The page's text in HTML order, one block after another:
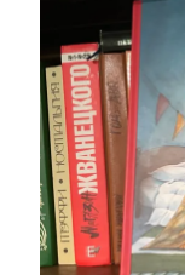
Экономика
Эстония и Россия
Юмор
Метки
radio